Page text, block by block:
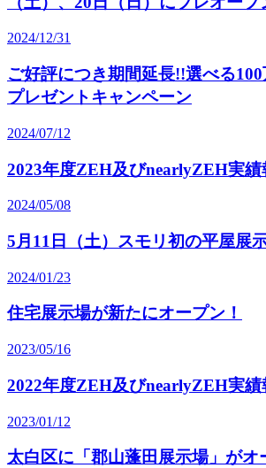
2024/12/31
ご好評につき期間延長!!選べる
プレゼントキャンペーン
2024/07/12
2023年度ZEH及びnearlyZEH実績
2024/05/08
5月11日（土）スモリ初の平屋展
2024/01/23
住宅展示場が新たにオープン！
2023/05/16
2022年度ZEH及びnearlyZEH実績
2023/01/12
太白区に「郡山蓬田展示場」がオ